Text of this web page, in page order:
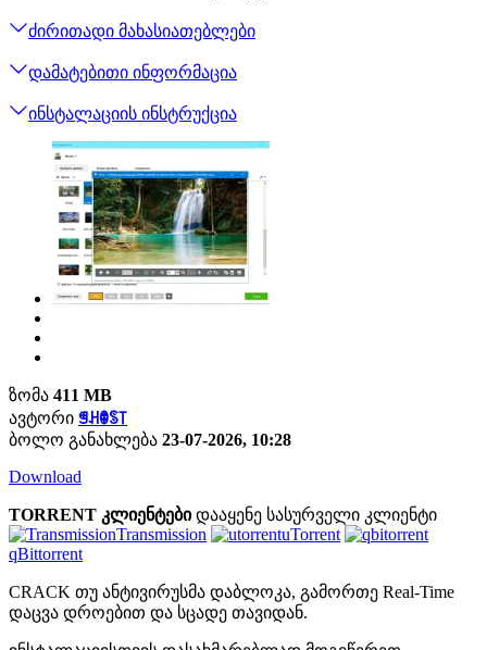
ძირითადი მახასიათებლები
დამატებითი ინფორმაცია
ინსტალაციის ინსტრუქცია
ზომა 411 MB
ავტორი ꁅꃅꂦꌗ꓄
ბოლო განახლება 23-07-2026, 10:28
Download
TORRENT კლიენტები დააყენე სასურველი კლიენტი
Transmission
uTorrent
qBittorrent
CRACK თუ ანტივირუსმა დაბლოკა, გამორთე Real-Time
დაცვა დროებით და სცადე თავიდან.